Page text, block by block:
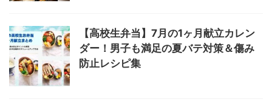
【高校生弁当】7月の1ヶ月献立カレン
ダー！男子も満足の夏バテ対策＆傷み
防止レシピ集